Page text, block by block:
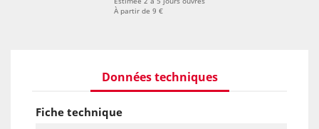
À partir de 9 €
Données techniques
Fiche technique